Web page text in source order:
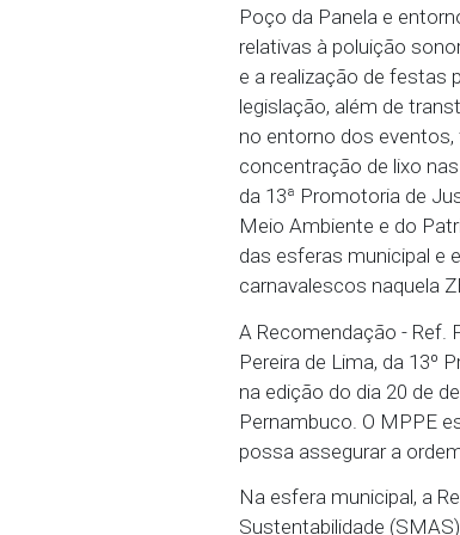
02/01/2024 -
Preservação do
Poço da Panela
relativas à
e a realização
legislação, além
no entorno dos
concentração
da 13ª
Meio Ambiente
das esferas
carnavalescos
A
Pereira de Lima,